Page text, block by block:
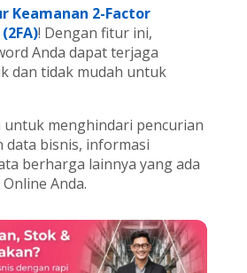
Keamanan 2-Factor
! Dengan fitur ini,
Anda dapat terjaga
dan tidak mudah untuk
menghindari pencurian
data bisnis, informasi
berharga lainnya yang ada
Anda.